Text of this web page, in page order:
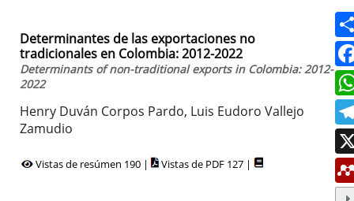
Determinantes de las exportaciones no
tradicionales en Colombia: 2012-2022
Determinants of non-traditional exports in Colombia: 2012-
2022
Henry Duván Corpos Pardo, Luis Eudoro Vallejo
Zamudio
Vistas de resúmen 190 | Vistas de PDF 127 |